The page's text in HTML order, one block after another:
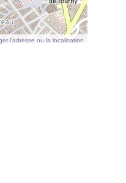
l’adresse ou la localisation